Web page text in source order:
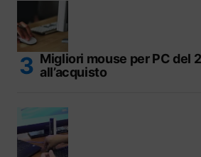
Migliori mouse per PC del
all’acquisto